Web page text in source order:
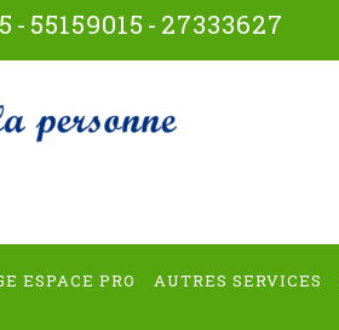
- 55159015 - 27333627
ESPACE PRO AUTRES SERVICES